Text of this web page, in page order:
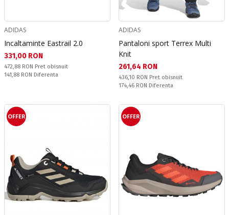
ADIDAS
Incaltaminte Eastrail 2.0
Текуща цена:
331,00 RON
Pret obisnuit:
472,88 RON Pret obisnuit
Спестявате:
141,88 RON Diferenta
ADIDAS
Pantaloni sport Terrex Multi
Knit
Текуща цена:
261,64 RON
Pret obisnuit:
436,10 RON Pret obisnuit
Спестявате:
174,46 RON Diferenta
OFFER OFFER